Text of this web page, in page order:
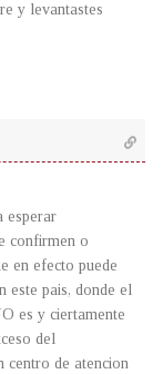
y levantastes
esperar
confirmen o
en efecto puede
este pais, donde el
es y ciertamente
del
centro de atencion